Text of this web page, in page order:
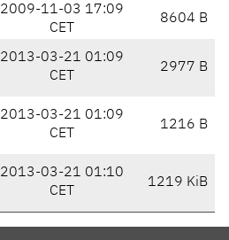
2009-11-03 17:09
CET
8604 B
2013-03-21 01:09
CET
2977 B
2013-03-21 01:09
CET
1216 B
2013-03-21 01:10
CET
1219 KiB